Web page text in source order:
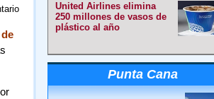
United Airlines elimina
250 millones de vasos de
plástico al año
Punta Cana